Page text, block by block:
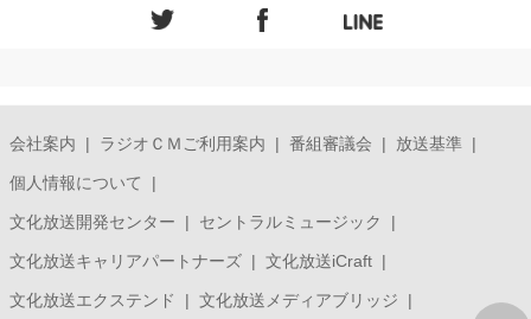
会社案内 ラジオＣＭご利用案内 番組審議会 放送基準
個人情報について
文化放送開発センター セントラルミュージック
文化放送キャリアパートナーズ 文化放送iCraft
文化放送エクステンド 文化放送メディアブリッジ